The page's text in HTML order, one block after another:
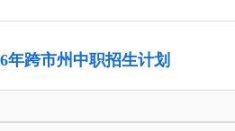
年跨市州中职招生计划